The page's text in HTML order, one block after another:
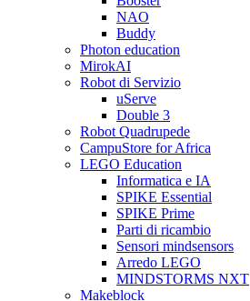
NAO
Buddy
Photon education
MirokAI
Robot di Servizio
uServe
Double 3
Robot Quadrupede
CampuStore for Africa
LEGO Education
Informatica e IA
SPIKE Essential
SPIKE Prime
Parti di ricambio
Sensori mindsensors
Arredo LEGO
MINDSTORMS NXT
Makeblock